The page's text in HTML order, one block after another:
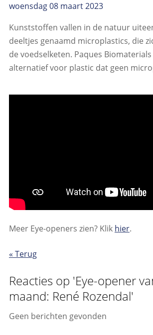
woensdag 08 maart 2023
Kunststoffen vallen in de natuur
deeltjes genaamd microplastics, die
de voedselketen. Paques
alternatief voor plastic dat geen
Meer Eye-openers zien? Klik hier.
« Terug
Reacties op 'Eye-opener
maand: René Rozendal'
Geen berichten gevonden